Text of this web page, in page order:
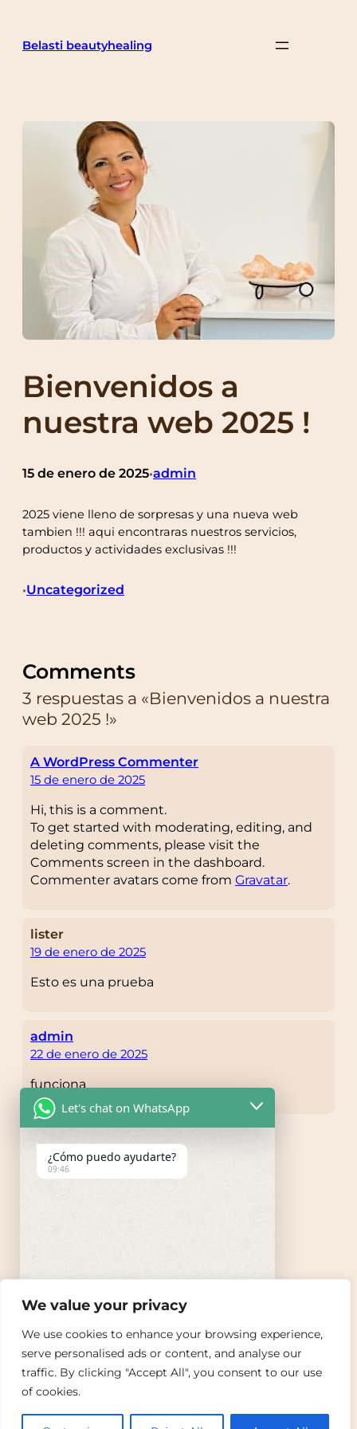
We value your privacy
We use cookies to enhance your browsing experience,
serve personalised ads or content, and analyse our
traffic. By clicking "Accept All", you consent to our use
of cookies.
Belasti beautyhealing
Bienvenidos a
nuestra web 2025 !
15 de enero de 2025•admin
2025 viene lleno de sorpresas y una nueva web
tambien !!! aqui encontraras nuestros servicios,
productos y actividades exclusivas !!!
•Uncategorized
Comments
3 respuestas a «Bienvenidos a nuestra
web 2025 !»
A WordPress Commenter
15 de enero de 2025
Hi, this is a comment.
To get started with moderating, editing, and
deleting comments, please visit the
Comments screen in the dashboard.
Commenter avatars come from Gravatar.
lister
19 de enero de 2025
Esto es una prueba
admin
22 de enero de 2025
funciona
Política de privacidad
Copyright © 2025 | Belasti beautyhealing / Web
Let's chat on WhatsApp
¿Cómo puedo ayudarte?
09:46
"+chaty_settings.lang.emoji_picker+"
WhatsApp Message